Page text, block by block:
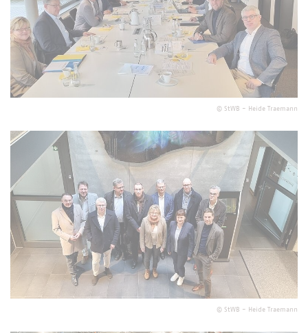
© StWB - Heide Traemann
© StWB - Heide Traemann